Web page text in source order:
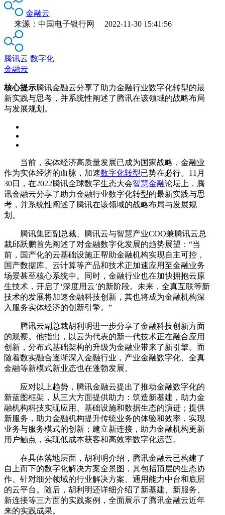
金融云
来源：中国电子银行网 2022-11-30 15:41:56
腾讯云 数字化
金融云
核心提示腾讯金融云分享了助力金融行业数字化转型的最
新实践与思考，并系统性阐述了腾讯在该领域的战略布局
与发展规划。
当前，实体经济高质量发展已成为国家战略，金融业
作为实体经济的血脉，加速数字化转型已势在必行。 11 月
30日，在2022腾讯全球数字生态大会智慧金融论坛上，腾
讯金融云分享了助力金融行业数字化转型的最新实践与思
考，并系统性阐述了腾讯在该领域的战略布局与发展规
划。
腾讯集团副总裁、腾讯云与智慧产业COO兼腾讯云总
裁邱跃鹏首先阐述了对金融数字化发展的趋势展望：“当
前，国产化的云基础设施正帮助金融机构实现自主可控，
国产数据库、云计算等产品和技术正加速应用至金融业务
场景甚至核心系统中。同时，金融行业也在加快拥抱云原
生技术，开启了‘深度用云’的新阶段。未来，全真互联等新
技术的发展将加速金融科技创新，其也将成为金融机构深
入服务实体经济的创新引擎。”
腾讯云副总裁胡利明进一步分享了金融科技创新方面
的观察。他指出，以云为代表的新一代技术正在融合应用
创新，分布式基础架构的升级为金融业带来了新引擎。而
随着数实融合逐渐深入金融行业，产业金融数字化、全真
金融等新模式新业态也在蓬勃发展。
应对以上趋势，腾讯金融云提出了推动金融数字化的
新蓝图框架，从三大方面提供助力：筑造新基建，助力金
融机构科技实现应用、基础设施和数据生态的演进；提供
新服务，助力金融机构提升传统业务的体验和效率，实现
业务与服务模式的创新；建立新连接，助力金融机构更新
用户触点，实现低成本获客和高效率数字化运营。
在具体落地层面，胡利明介绍，腾讯金融云已构建了
自上而下的数字化解决方案全景图，其包括顶层的生态协
作、针对细分领域的行业解决方案、通用能力中台和底层
的云平台。随后，胡利明还详细介绍了新基建、新服务、
新连接等三方面的实践案例，全面展示了腾讯金融云近年
来的实践成果。